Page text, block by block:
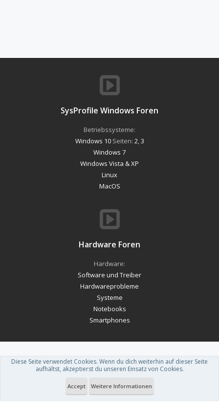
SysProfile Windows Foren
Betriebssysteme:
Windows 10Seiten: 2,3
Windows 7
Windows Vista & XP
Linux
MacOS
Hardware Foren
Hardware:
Software und Treiber
Hardwareprobleme
Systeme
Notebooks
Smartphones
Forum software by XenForo™-Deutsch von xenDach
Theme designed by ThemeHouse.
Diese Seite verwendet Cookies. Wenn du dich weiterhin auf dieser Seite
aufhältst, akzeptierst du unseren Einsatz von Cookies.
Accept Weitere Informationen